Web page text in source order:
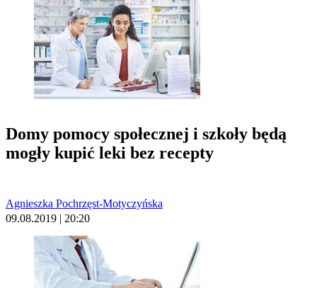
Domy pomocy społecznej i szkoły będą
mogły kupić leki bez recepty
Agnieszka Pochrzęst-Motyczyńska
09.08.2019 | 20:20